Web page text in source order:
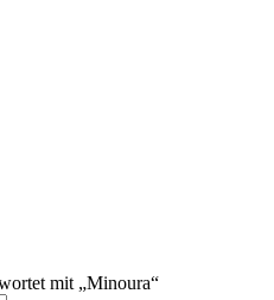
mit „Minoura“